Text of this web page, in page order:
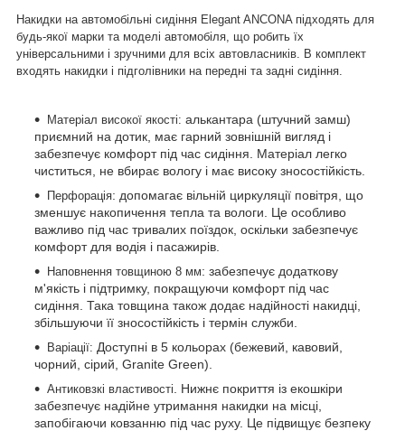
Накидки на автомобільні сидіння Elegant ANCONA підходять для
будь-якої марки та моделі автомобіля, що робить їх
універсальними і зручними для всіх автовласників. В комплект
входять накидки і підголівники на передні та задні сидіння.
Матеріал високої якості: алькантара (штучний замш)
приємний на дотик, має гарний зовнішній вигляд і
забезпечує комфорт під час сидіння. Матеріал легко
чиститься, не вбирає вологу і має високу зносостійкість.
Перфорація: допомагає вільній циркуляції повітря, що
зменшує накопичення тепла та вологи. Це особливо
важливо під час тривалих поїздок, оскільки забезпечує
комфорт для водія і пасажирів.
Наповнення товщиною 8 мм: забезпечує додаткову
м'якість і підтримку, покращуючи комфорт під час
сидіння. Така товщина також додає надійності накидці,
збільшуючи її зносостійкість і термін служби.
Варіації: Доступні в 5 кольорах (бежевий, кавовий,
чорний, сірий, Granite Green).
Антиковзкі властивості . Нижнє покриття із екошкіри
забезпечує надійне утримання накидки на місці,
запобігаючи ковзанню під час руху. Це підвищує безпеку